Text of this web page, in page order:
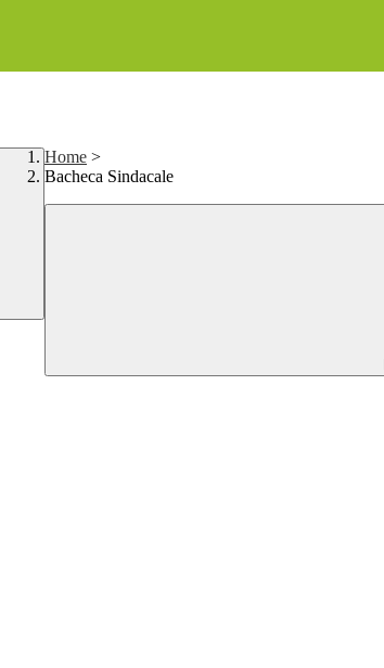
Home >
Bacheca Sindacale